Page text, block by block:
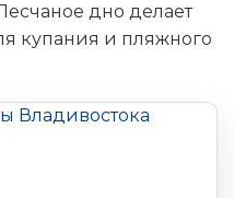
дно делает
купания и пляжного